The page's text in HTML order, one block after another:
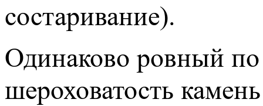
состаривание).
Одинаково ровный
шероховатость